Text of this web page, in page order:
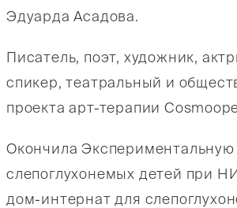
Эдуарда Асадова.
Писатель, поэт, художник,
спикер, театральный и
проекта арт-терапии
Окончила Экспериментальную
слепоглухонемых детей при
дом-интернат для